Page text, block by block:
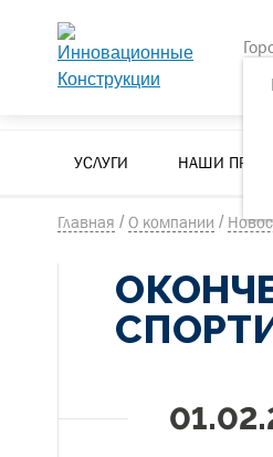
УСЛУГИ НАШИ
Главная /О компании /